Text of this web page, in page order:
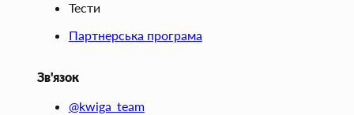
Тести
Партнерська програма
Зв'язок
@kwiga_team